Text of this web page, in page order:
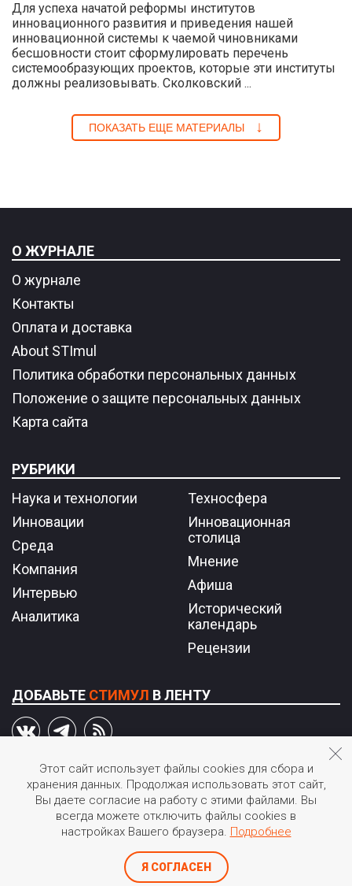
Для успеха начатой реформы институтов
инновационного развития и приведения нашей
инновационной системы к чаемой чиновниками
бесшовности стоит сформулировать перечень
системообразующих проектов, которые эти институты
должны реализовывать. Сколковский ...
ПОКАЗАТЬ ЕЩЕ МАТЕРИАЛЫ
О ЖУРНАЛЕ
О журнале
Контакты
Оплата и доставка
About STImul
Политика обработки персональных данных
Положение о защите персональных данных
Карта сайта
РУБРИКИ
Наука и технологии
Инновации
Среда
Компания
Интервью
Аналитика
Техносфера
Инновационная
столица
Мнение
Афиша
Исторический
календарь
Рецензии
ДОБАВЬТЕ СТИМУЛ В ЛЕНТУ
© 2026 STIмул.
Журнал об инновациях в России.
Перепечатка или иное воспроизведение материалов
допускается только с согласия редакции.
Создание сайта и дизайн «ИнфоДизайн»
Этот сайт использует файлы cookies для сбора и
хранения данных. Продолжая использовать этот сайт,
Вы даете согласие на работу с этими файлами. Вы
всегда можете отключить файлы cookies в
настройках Вашего браузера. Подробнее
Я СОГЛАСЕН